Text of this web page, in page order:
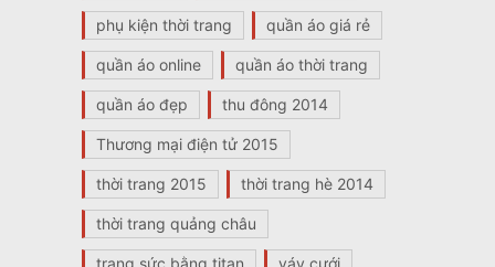
phụ kiện thời trang quần áo giá rẻ
quần áo online quần áo thời trang
quần áo đẹp thu đông 2014
Thương mại điện tử 2015
thời trang 2015 thời trang hè 2014
thời trang quảng châu